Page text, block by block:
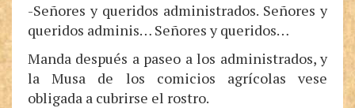
-Señores y queridos administrados. Señores y
queridos adminis… Señores y queridos…
Manda después a paseo a los administrados, y
la Musa de los comicios agrícolas vese
obligada a cubrirse el rostro.